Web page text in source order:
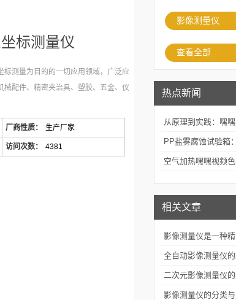
影像测量仪
查看全部
热点新闻
从原理到实践：嘿
何精准模拟海洋腐
PP盐雾腐蚀试验箱
评价的关键技术装备
空气加热嘿嘿视频
相关文章
影像测量仪是一种
器
全自动影像测量仪
二次元影像测量仪
影像测量仪的分类
标测量仪
标测量为目的的一切应用领域，广泛应
械配件、精密夹治具、塑胶、五金、仪
厂商性质： 生产厂家
访问次数： 4381